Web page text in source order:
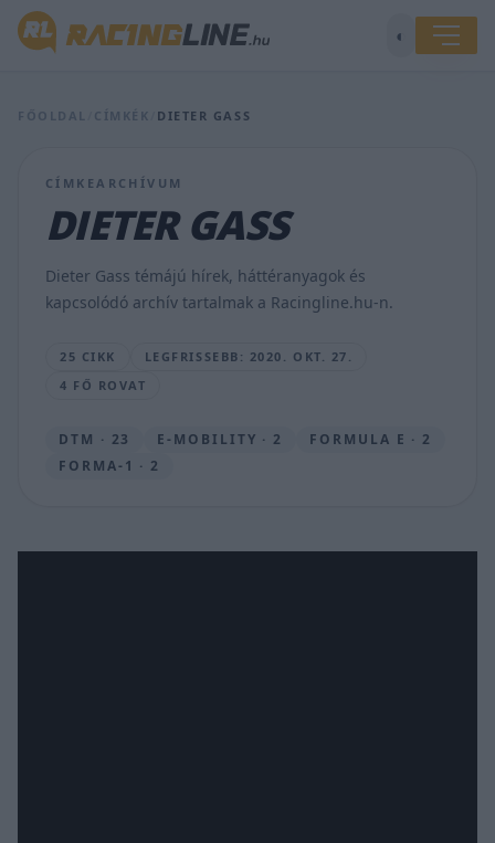
◐
FŐOLDAL CÍMKÉK DIETER GASS
CÍMKEARCHÍVUM
DIETER GASS
Dieter Gass témájú hírek, háttéranyagok és
kapcsolódó archív tartalmak a Racingline.hu-n.
25 CIKK
LEGFRISSEBB: 2020. OKT. 27.
4 FŐ ROVAT
DTM · 23 E-MOBILITY · 2
FORMULA E · 2
FORMA-1 · 2
A
Rast
Audi
ülését
az
E-
ben
JÁMBOR
27.